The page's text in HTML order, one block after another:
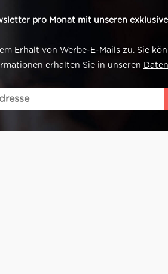
pro Monat mit unseren
Erhalt von Werbe-E-Mails zu. Sie
erhalten Sie in unseren